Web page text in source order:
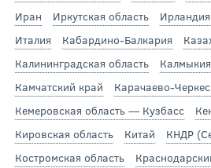
Иран
Иркутская область Ирландия
Италия
Кабардино-Балкария
Калининградская область
Калмыкия
Камчатский край
Карачаево-
Кемеровская область — Кузбасс
Кировская область
Китай КНДР
Костромская область